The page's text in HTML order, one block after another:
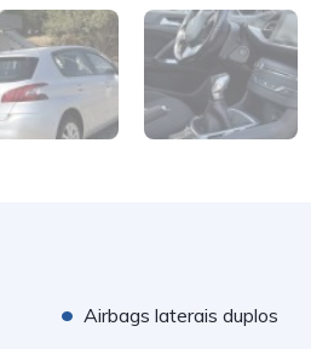
• Airbags laterais duplos